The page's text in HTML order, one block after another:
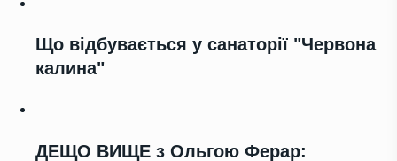
Що відбувається у санаторії "Червона
калина"
ДЕЩО ВИЩЕ з Ольгою Ферар: